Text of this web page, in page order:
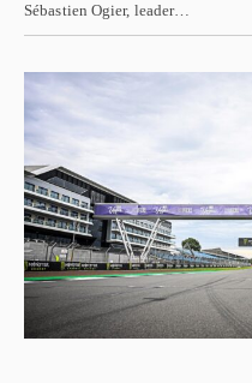
Sébastien Ogier, leader…